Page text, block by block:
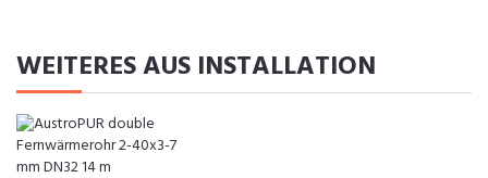
WEITERES AUS INSTALLATION